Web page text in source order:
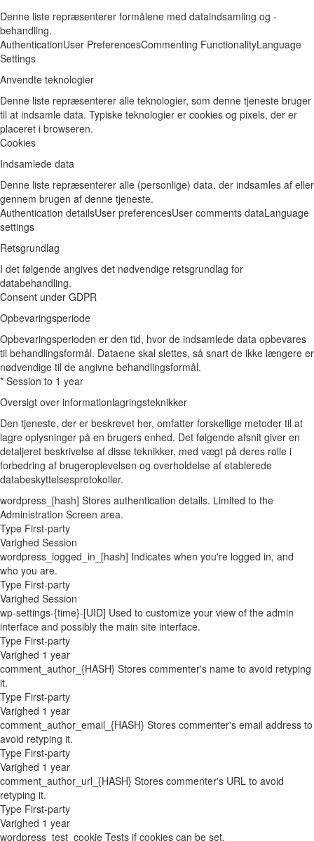
Denne liste repræsenterer formålene med dataindsamling og -
behandling.
AuthenticationUser PreferencesCommenting FunctionalityLanguage
Settings
Anvendte teknologier
Denne liste repræsenterer alle teknologier, som denne tjeneste bruger
til at indsamle data. Typiske teknologier er cookies og pixels, der er
placeret i browseren.
Cookies
Indsamlede data
Denne liste repræsenterer alle (personlige) data, der indsamles af eller
gennem brugen af denne tjeneste.
Authentication detailsUser preferencesUser comments dataLanguage
settings
Retsgrundlag
I det følgende angives det nødvendige retsgrundlag for
databehandling.
Consent under GDPR
Opbevaringsperiode
Opbevaringsperioden er den tid, hvor de indsamlede data opbevares
til behandlingsformål. Dataene skal slettes, så snart de ikke længere er
nødvendige til de angivne behandlingsformål.
* Session to 1 year
Oversigt over informationlagringsteknikker
Den tjeneste, der er beskrevet her, omfatter forskellige metoder til at
lagre oplysninger på en brugers enhed. Det følgende afsnit giver en
detaljeret beskrivelse af disse teknikker, med vægt på deres rolle i
forbedring af brugeroplevelsen og overholdelse af etablerede
databeskyttelsesprotokoller.
wordpress_[hash] Stores authentication details. Limited to the
Administration Screen area.
Type First-party
Varighed Session
wordpress_logged_in_[hash] Indicates when you're logged in, and
who you are.
Type First-party
Varighed Session
wp-settings-{time}-[UID] Used to customize your view of the admin
interface and possibly the main site interface.
Type First-party
Varighed 1 year
comment_author_{HASH} Stores commenter's name to avoid retyping
it.
Type First-party
Varighed 1 year
comment_author_email_{HASH} Stores commenter's email address to
avoid retyping it.
Type First-party
Varighed 1 year
comment_author_url_{HASH} Stores commenter's URL to avoid
retyping it.
Type First-party
Varighed 1 year
wordpress_test_cookie Tests if cookies can be set.